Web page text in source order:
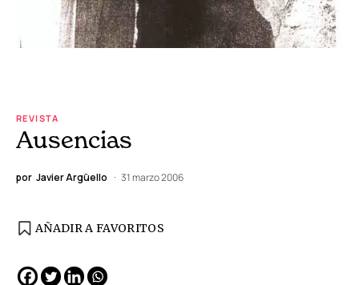
REVISTA
Ausencias
por Javier Argüello 31 marzo 2006
AÑADIR A FAVORITOS